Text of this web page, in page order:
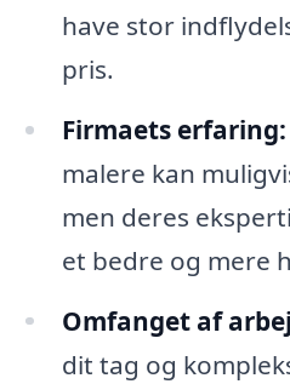
have stor
pris.
Firmaets erfaring:
malere kan
men deres
et bedre og mere
Omfanget af
dit tag og